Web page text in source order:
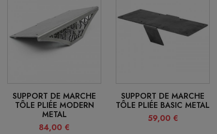
SUPPORT DE MARCHE
TÔLE PLIÉE MODERN
METAL
84,00 €
SUPPORT DE MARCHE
TÔLE PLIÉE BASIC METAL
59,00 €